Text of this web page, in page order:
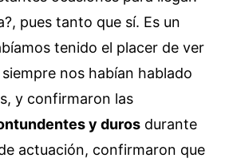
pues tanto que sí. Es un
tenido el placer de ver
nos habían hablado
y confirmaron las
y duros durante
actuación, confirmaron que